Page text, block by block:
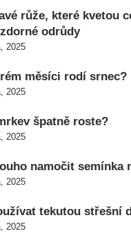
růže, které kvetou
odrůdy
2025
měsíci rodí srnec?
2025
špatně roste?
2025
namočit semínka
2025
tekutou střešní
2025